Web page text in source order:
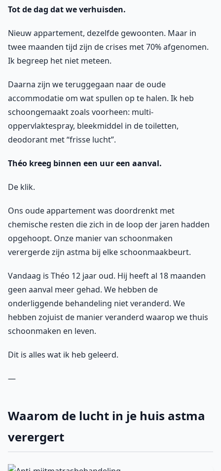
Tot de dag dat we verhuisden.
Nieuw appartement, dezelfde gewoonten. Maar in
twee maanden tijd zijn de crises met 70% afgenomen.
Ik begreep het niet meteen.
Daarna zijn we teruggegaan naar de oude
accommodatie om wat spullen op te halen. Ik heb
schoongemaakt zoals voorheen: multi-
oppervlaktespray, bleekmiddel in de toiletten,
deodorant met “frisse lucht”.
Théo kreeg binnen een uur een aanval.
De klik.
Ons oude appartement was doordrenkt met
chemische resten die zich in de loop der jaren hadden
opgehoopt. Onze manier van schoonmaken
verergerde zijn astma bij elke schoonmaakbeurt.
Vandaag is Théo 12 jaar oud. Hij heeft al 18 maanden
geen aanval meer gehad. We hebben de
onderliggende behandeling niet veranderd. We
hebben zojuist de manier veranderd waarop we thuis
schoonmaken en leven.
Dit is alles wat ik heb geleerd.
—
Waarom de lucht in je huis astma
verergert